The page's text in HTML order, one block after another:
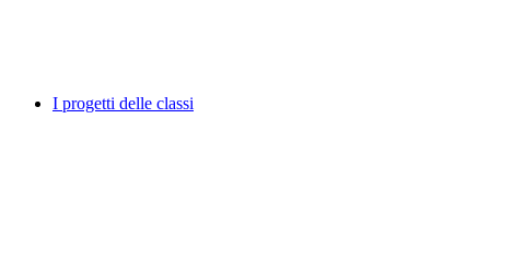
I progetti delle classi